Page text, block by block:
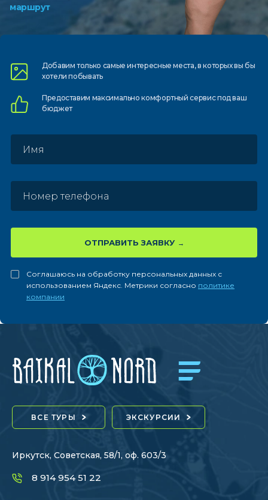
маршрут
Добавим только самыеинтересные места, в которыхвы бы
хотели побывать
Предоставим максимально комфортныйсервис под ваш
бюджет
ОТПРАВИТЬ ЗАЯВКУ
Соглашаюсь на обработку персональных данных с
использованием Яндекс. Метрики согласно политике
компании
ВСЕ ТУРЫ ЭКСКУРСИИ
Иркутск, Советская, 58/1, оф. 603/3
8 914 954 51 22